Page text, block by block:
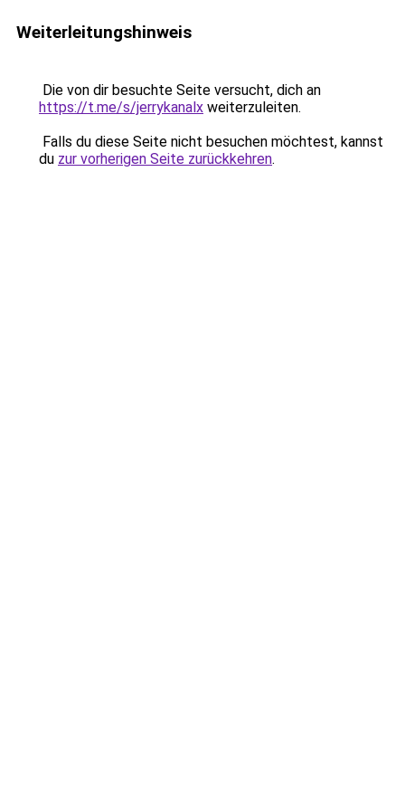
Weiterleitungshinweis
Die von dir besuchte Seite versucht, dich an
https://t.me/s/jerrykanalx weiterzuleiten.
Falls du diese Seite nicht besuchen möchtest, kannst
du zur vorherigen Seite zurückkehren.